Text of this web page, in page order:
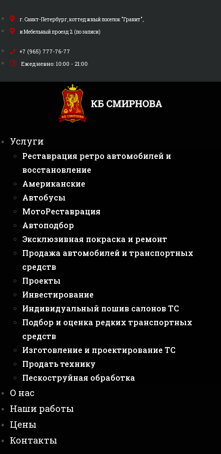
к
содержимому
г. Санкт-Петербург, коттеджный поселок "Гранит",
и Мебельный проезд 2 (по записи)
+7 (965) 777-76-77
Ежедневно: 10:00 - 21:00
Услуги
Реставрация ретро автомобилей и
восстановление
Американские
Автобусы
МотоРеставрация
Автоподбор
Эксклюзивная покраска и ремонт
Продажа автомобилей и транспортных
средств
Проекты
Инвестирование
Индивидуальный пошив салонов ТС
Подбор и оценка редких транспортных
средств
Изготовление и проектирование ТС
Продать технику
Пескоструйная обработка
О нас
Наши работы
Цены
Контакты